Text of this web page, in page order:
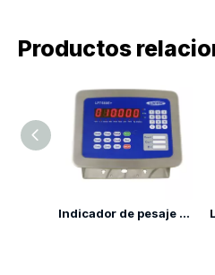
Productos
Indicador de pesaje eléctrico impermeable LP7580E